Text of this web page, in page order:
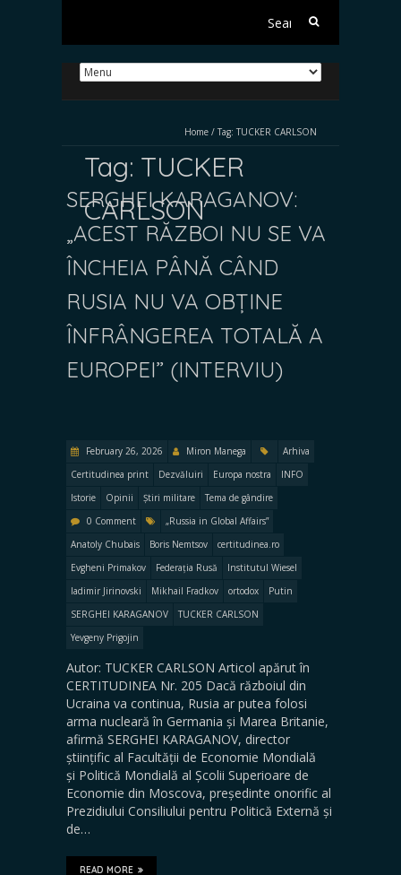
Search
Home / Tag: TUCKER CARLSON
Tag: TUCKER
CARLSON
SERGHEI KARAGANOV:
„ACEST RĂZBOI NU SE VA
ÎNCHEIA PÂNĂ CÂND
RUSIA NU VA OBȚINE
ÎNFRÂNGEREA TOTALĂ A
EUROPEI” (INTERVIU)
February 26, 2026 Miron Manega
Arhiva
Certitudinea print
Dezvăluiri Europa nostra
INFO
Istorie
Opinii Știri militare
Tema de gândire
0 Comment
„Russia in Global Affairs”
Anatoly Chubais
Boris Nemtsov
certitudinea.ro
Evgheni Primakov
Federația Rusă
Institutul Wiesel
ladimir Jirinovski
Mikhail Fradkov ortodox
Putin
SERGHEI KARAGANOV
TUCKER CARLSON
Yevgeny Prigojin
Autor: TUCKER CARLSON Articol apărut în
CERTITUDINEA Nr. 205 Dacă războiul din
Ucraina va continua, Rusia ar putea folosi
arma nucleară în Germania și Marea Britanie,
afirmă SERGHEI KARAGANOV, director
științific al Facultății de Economie Mondială
și Politică Mondială al Școlii Superioare de
Economie din Moscova, președinte onorific al
Prezidiului Consiliului pentru Politică Externă și
de…
READ MORE